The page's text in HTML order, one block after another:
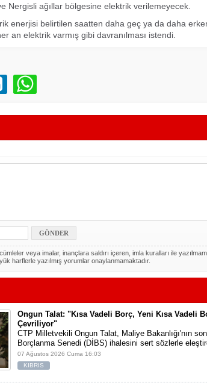
Nergisli ağıllar bölgesine elektrik verilemeyecek.
enerjisi belirtilen saatten daha geç ya da daha
an elektrik varmış gibi davranılması istendi.
veya imalar, inançlara saldırı içeren, imla kuralları ile
harflerle yazılmış yorumlar onaylanmamaktadır.
Ongun Talat: "Kısa Vadeli Borç, Yeni Kısa Vadeli
Çevriliyor"
CTP Milletvekili Ongun Talat, Maliye Bakanlığı'nın
Borçlanma Senedi (DİBS) ihalesini sert sözlerle
07 Ağustos 2026 Cuma 16:03
KIBRIS